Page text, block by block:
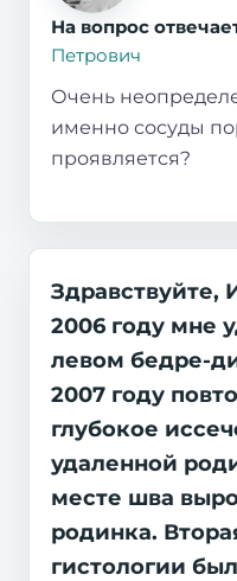
На вопрос
Петрович
Очень
именно сосуды
проявляется?
Здравствуйте,
2006 году мне
левом бедре-
2007 году
глубокое
удаленной
месте шва
родинка.
гистологии